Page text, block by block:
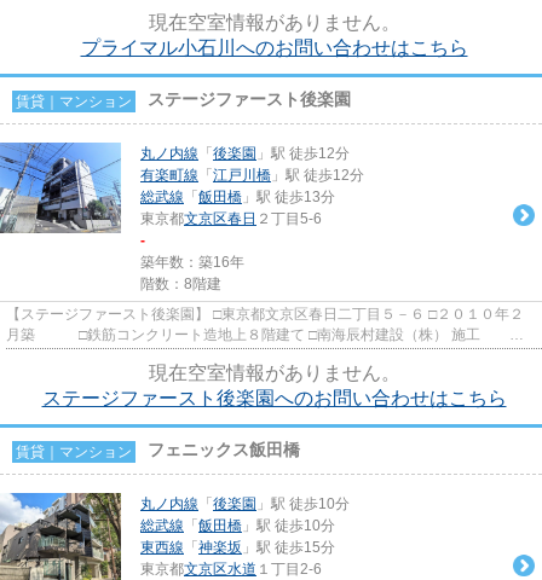
現在空室情報がありません。
プライマル小石川へのお問い合わせはこちら
賃貸｜マンション ステージファースト後楽園
丸ノ内線 「 後楽園 」駅 徒歩12分
有楽町線 「 江戸川橋 」駅 徒歩12分
総武線 「 飯田橋 」駅 徒歩13分
東京都文京区春日 ２丁目5-6
-
築年数：築16年
階数：8階建
【ステージファースト後楽園】 □東京都文京区春日二丁目５－６ □２０１０年２
月築 □鉄筋コンクリート造地上８階建て □南海辰村建設（株） 施工 □
現在空室情報がありません。
ステージファースト後楽園へのお問い合わせはこちら
賃貸｜マンション フェニックス飯田橋
丸ノ内線 「 後楽園 」駅 徒歩10分
総武線 「 飯田橋 」駅 徒歩10分
東西線 「 神楽坂 」駅 徒歩15分
東京都文京区水道 １丁目2-6